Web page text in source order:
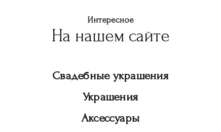
Интересное
На нашем сайте
Свадебные украшения
Украшения
Аксессуары